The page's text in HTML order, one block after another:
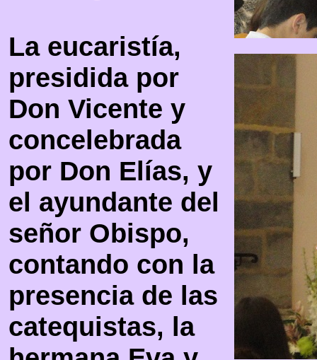
La eucaristía,
presidida por
Don Vicente y
concelebrada
por Don Elías, y
el ayundante del
señor Obispo,
contando con la
presencia de las
catequistas, la